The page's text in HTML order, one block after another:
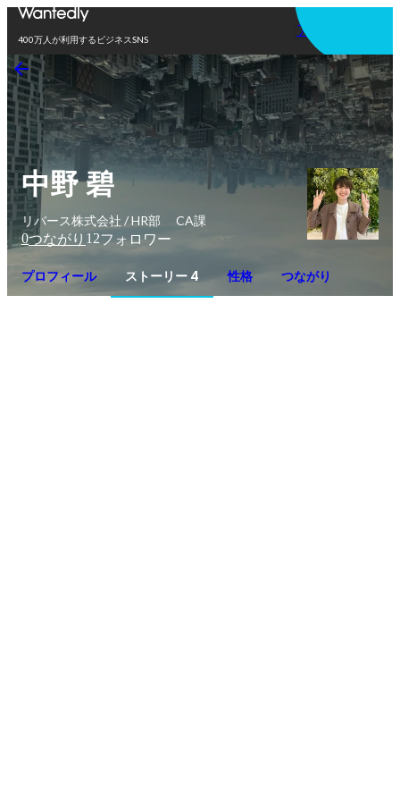
400万人が利用するビジネスSNS
アプリを使う
中野 碧
リバース株式会社 / HR部 CA課
0つながり 12フォロワー
プロフィール ストーリー 4 性格 つながり